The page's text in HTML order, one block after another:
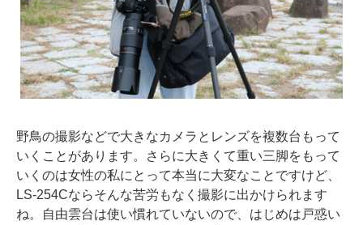
野鳥の撮影などで大きなカメラとレンズを複数台もって
いくことがあります。さらに大きくて重い三脚をもって
いくのは女性の私にとって本当に大変なことですけど、
LS-254Cならそんな苦労もなく撮影に出かけられます
ね。自由雲台は使い慣れていないので、はじめは戸惑い